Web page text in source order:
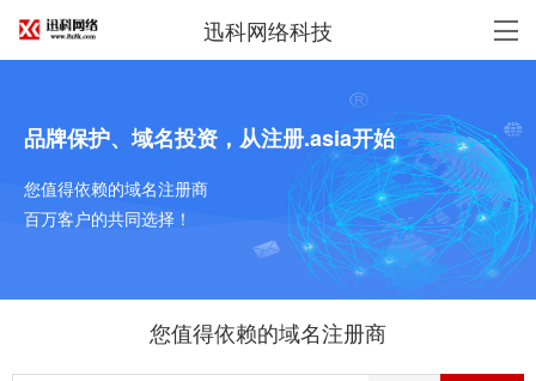
迅科网络科技
品牌保护、域名投资，从注册.asia开始
您值得依赖的域名注册商
百万客户的共同选择！
您值得依赖的域名注册商